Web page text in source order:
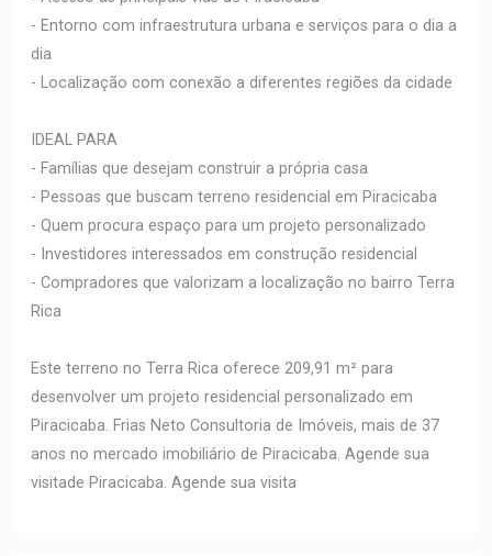
- Entorno com infraestrutura urbana e serviços para o dia a
dia
- Localização com conexão a diferentes regiões da cidade
IDEAL PARA
- Famílias que desejam construir a própria casa
- Pessoas que buscam terreno residencial em Piracicaba
- Quem procura espaço para um projeto personalizado
- Investidores interessados em construção residencial
- Compradores que valorizam a localização no bairro Terra
Rica
Este terreno no Terra Rica oferece 209,91 m² para
desenvolver um projeto residencial personalizado em
Piracicaba. Frias Neto Consultoria de Imóveis, mais de 37
anos no mercado imobiliário de Piracicaba. Agende sua
visitade Piracicaba. Agende sua visita